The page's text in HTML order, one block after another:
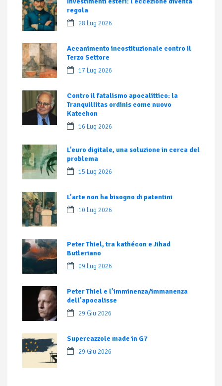
regola
28 Lug 2026
Accanimento incostituzionale contro il
Terzo Settore
17 Lug 2026
Contro il fatalismo apocalittico: la
Tranquillitas ordinis come nuovo
Katechon
16 Lug 2026
L’euro digitale, una soluzione in cerca del
problema
15 Lug 2026
L’arte non ha bisogno di patentini
10 Lug 2026
Peter Thiel, tra kathécon e Jihad
Butleriano
09 Lug 2026
Peter Thiel e l’imminenza/immanenza
dell’apocalisse
29 Giu 2026
Supercazzole made in G7
29 Giu 2026